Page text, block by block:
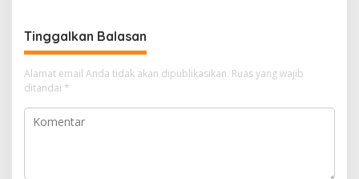
Tinggalkan Balasan
Alamat email Anda tidak akan dipublikasikan. Ruas yang wajib
ditandai *